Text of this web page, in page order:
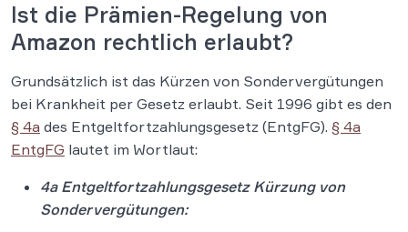
Ist die Prämien-Regelung von
Amazon rechtlich erlaubt?
Grundsätzlich ist das Kürzen von Sondervergütungen
bei Krankheit per Gesetz erlaubt. Seit 1996 gibt es den
§ 4a des Entgeltfortzahlungsgesetz (EntgFG). § 4a
EntgFG lautet im Wortlaut:
4a Entgeltfortzahlungsgesetz Kürzung von
Sondervergütungen: